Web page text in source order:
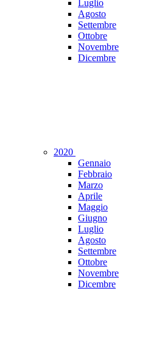
Luglio
Agosto
Settembre
Ottobre
Novembre
Dicembre
2020
Gennaio
Febbraio
Marzo
Aprile
Maggio
Giugno
Luglio
Agosto
Settembre
Ottobre
Novembre
Dicembre